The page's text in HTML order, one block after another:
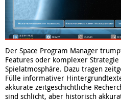
Der Space Program Manager
Features oder komplexer
Spielatmosphäre. Dazu tragen
Fülle informativer
akkurate zeitgeschichtliche
sind schlicht, aber historisch